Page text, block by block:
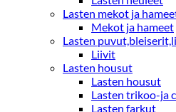
Lasten mekot ja
Mekot ja hameet
Lasten
Liivit
Lasten housut
Lasten housut
Lasten trikoo-ja
Lasten farkut